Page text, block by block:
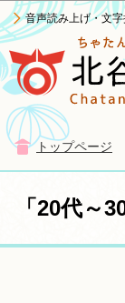
音声読み上げ・文
トップページ
「20代～